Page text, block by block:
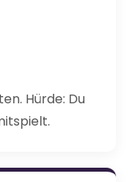
Hürde: Du